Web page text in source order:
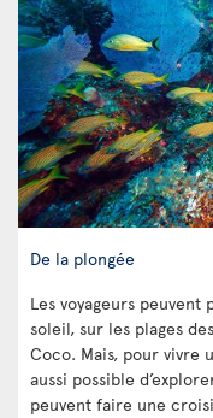
De la plongée
Les voyageurs peuvent
soleil, sur les plages
Coco. Mais, pour vivre
aussi possible
peuvent faire une